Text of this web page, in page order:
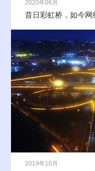
2020年06月
2019年10月